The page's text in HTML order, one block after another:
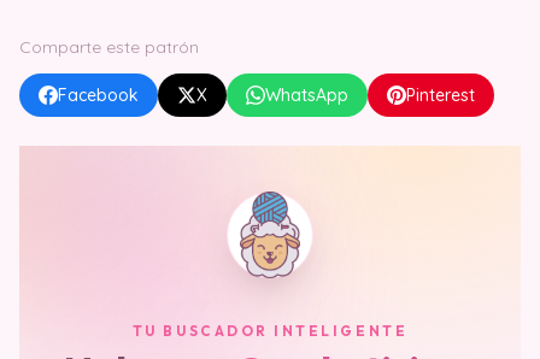
Comparte este patrón
Facebook X WhatsApp Pinterest
TU BUSCADOR INTELIGENTE